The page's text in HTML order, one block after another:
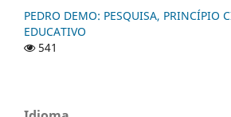
PEDRO DEMO: PESQUISA, PRINCÍPIO
EDUCATIVO
541